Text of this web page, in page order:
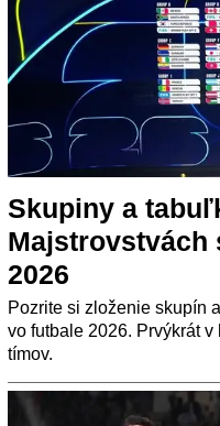
Skupiny a
Majstrovstvách
2026
Pozrite si zloženie skupín
vo futbale 2026. Prvýkrát
tímov.